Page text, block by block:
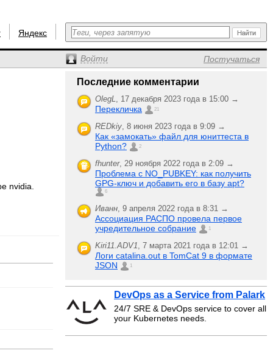
Яндекс
Войти Постучаться
nvidia.
Последние комментарии
OlegL, 17 декабря 2023 года в 15:00 →
Перекличка 21
REDkiy, 8 июня 2023 года в 9:09 →
Как «замокать» файл для юниттеста в
Python?
2
fhunter, 29 ноября 2022 года в 2:09 →
Проблема с NO_PUBKEY: как получить
GPG-ключ и добавить его в базу apt?
6
Иванн, 9 апреля 2022 года в 8:31 →
Ассоциация РАСПО провела первое
учредительное собрание
1
Kiri11.ADV1, 7 марта 2021 года в 12:01 →
Логи catalina.out в TomCat 9 в формате
JSON
1
DevOps as a Service from Palark
24/7 SRE & DevOps service to cover all
your Kubernetes needs.